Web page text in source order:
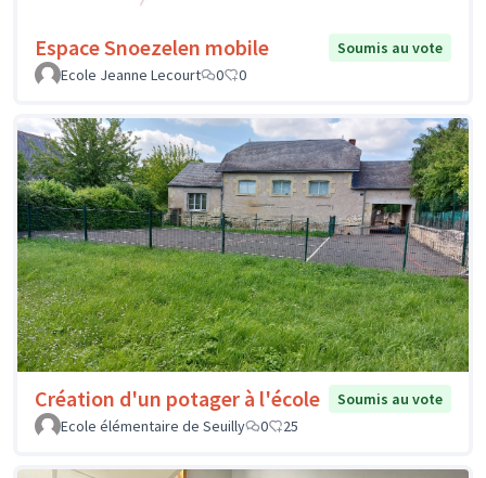
Espace Snoezelen mobile
Soumis au vote
Ecole Jeanne Lecourt
0 0
Création d'un potager à l'école
Soumis au vote
Ecole élémentaire de Seuilly
0 25